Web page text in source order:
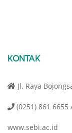
KONTAK
Jl. Raya
(0251) 861 6655
www.sebi.ac.id